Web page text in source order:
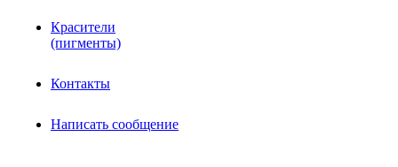
Красители
(пигменты)
Контакты
Написать сообщение